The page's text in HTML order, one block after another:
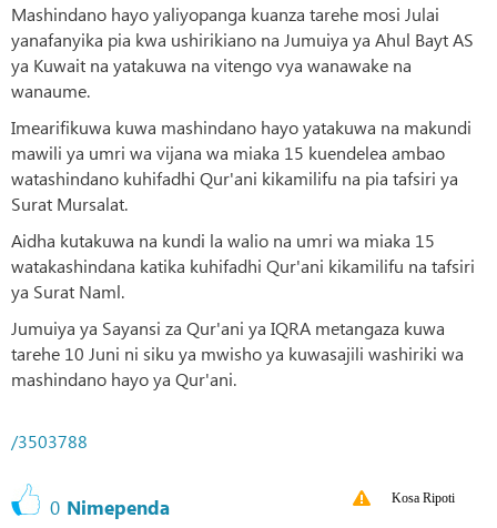
Mashindano hayo yaliyopanga kuanza tarehe mosi Julai
yanafanyika pia kwa ushirikiano na Jumuiya ya Ahul Bayt AS
ya Kuwait na yatakuwa na vitengo vya wanawake na
wanaume.
Imearifikuwa kuwa mashindano hayo yatakuwa na makundi
mawili ya umri wa vijana wa miaka 15 kuendelea ambao
watashindano kuhifadhi Qur'ani kikamilifu na pia tafsiri ya
Surat Mursalat.
Aidha kutakuwa na kundi la walio na umri wa miaka 15
watakashindana katika kuhifadhi Qur'ani kikamilifu na tafsiri
ya Surat Naml.
Jumuiya ya Sayansi za Qur'ani ya IQRA metangaza kuwa
tarehe 10 Juni ni siku ya mwisho ya kuwasajili washiriki wa
mashindano hayo ya Qur'ani.
/3503788
0 Nimependa Kosa Ripoti